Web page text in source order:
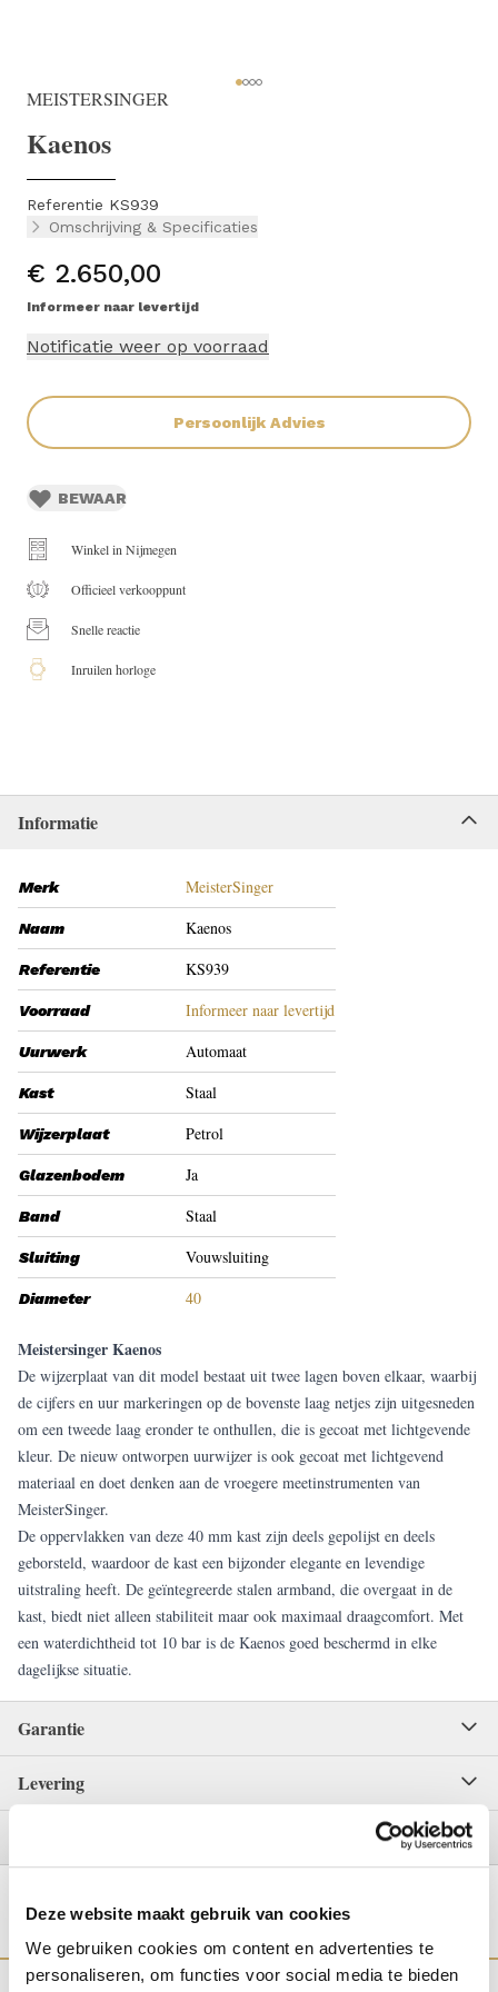
Deze website maakt gebruik van cookies
We gebruiken cookies om content en advertenties te
personaliseren, om functies voor social media te bieden
MEISTERSINGER
Kaenos
Referentie KS939
Omschrijving & Specificaties
€ 2.650,00
Informeer naar levertijd
Notificatie weer op voorraad
Persoonlijk Advies
BEWAAR
Winkel in Nijmegen
Officieel verkooppunt
Snelle reactie
Inruilen horloge
Informatie
Merk MeisterSinger
Naam Kaenos
Referentie KS939
Voorraad Informeer naar levertijd
Uurwerk Automaat
Kast Staal
Wijzerplaat Petrol
Glazenbodem Ja
Band Staal
Sluiting Vouwsluiting
Diameter 40
Meistersinger Kaenos
De wijzerplaat van dit model bestaat uit twee lagen boven elkaar, waarbij
de cijfers en uur markeringen op de bovenste laag netjes zijn uitgesneden
om een tweede laag eronder te onthullen, die is gecoat met lichtgevende
kleur. De nieuw ontworpen uurwijzer is ook gecoat met lichtgevend
materiaal en doet denken aan de vroegere meetinstrumenten van
MeisterSinger.
De oppervlakken van deze 40 mm kast zijn deels gepolijst en deels
geborsteld, waardoor de kast een bijzonder elegante en levendige
uitstraling heeft. De geïntegreerde stalen armband, die overgaat in de
kast, biedt niet alleen stabiliteit maar ook maximaal draagcomfort. Met
een waterdichtheid tot 10 bar is de Kaenos goed beschermd in elke
dagelijkse situatie.
Garantie
Levering